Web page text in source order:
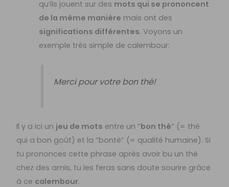
qu’ils jouent sur des mots qui se prononcent
de la même manière mais ont des
significations différentes. Voyons un
exemple très simple de calembour:
Merci pour votre bon thé!
Il y a ici un jeu de mots entre un “bon thé” (= thé
qui a bon goût) et la “bonté” (= qualité humaine). Si
tu prononces cette phrase après avoir bu un thé
chez des amis, tu les feras sans doute sourire grâce
à ce calembour.